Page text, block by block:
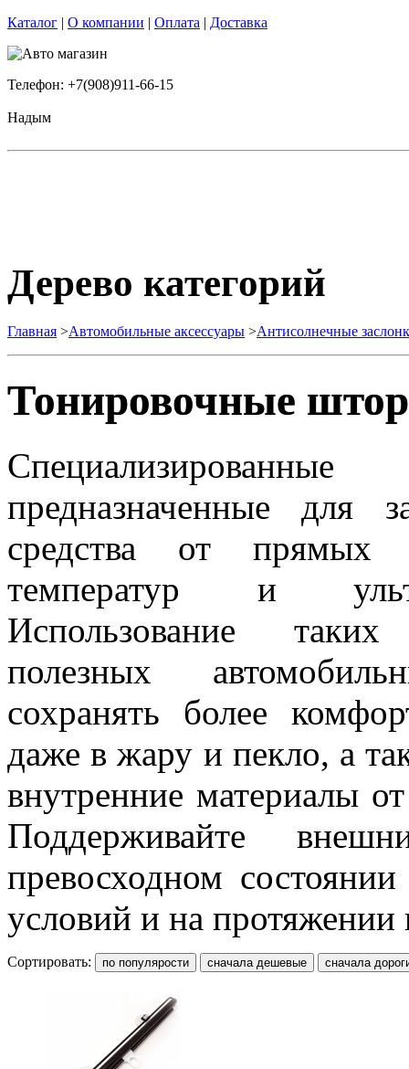
Каталог | О компании | Оплата | Доставка
Телефон: +7(908)911-66-15
Надым
Дерево категорий
Главная >Автомобильные аксессуары >Антисолнечные
Тонировочные
предназначенные для
средства от прямых
температур и
Использование
полезных
сохранять более
даже в жару и пекло, а
внутренние материалы
Поддерживайте
превосходном
условий и на протяжении
Сортировать: